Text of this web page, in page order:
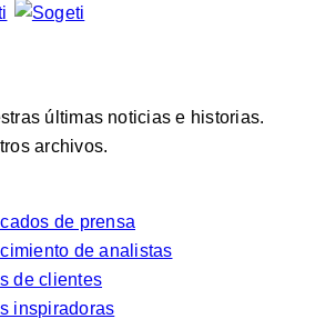
últimas noticias e historias.
archivos.
de prensa
de analistas
de clientes
inspiradoras